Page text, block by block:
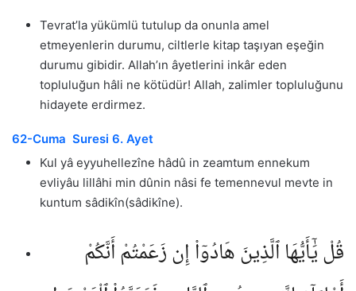
Tevrat’la yükümlü tutulup da onunla amel
etmeyenlerin durumu, ciltlerle kitap taşıyan eşeğin
durumu gibidir. Allah’ın âyetlerini inkâr eden
topluluğun hâli ne kötüdür! Allah, zalimler topluluğunu
hidayete erdirmez.
62-Cuma Suresi 6. Ayet
Kul yâ eyyuhellezîne hâdû in zeamtum ennekum
evliyâu lillâhi min dûnin nâsi fe temennevul mevte in
kuntum sâdikîn(sâdikîne).
قُلْ يَٰٓأَيُّهَا ٱلَّذِينَ هَادُوٓا۟ إِن زَعَمْتُمْ أَنَّكُمْ